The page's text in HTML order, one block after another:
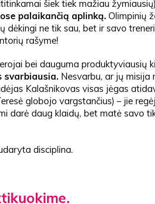
šiek tiek mažiau
palaikančią aplinką.Olimpinių
dėkingi ne tik sau, bet ir savo
rašyme!
bei dauguma produktyviausių
svarbiausia.Nesvarbu, ar jų misija
Kalašnikovas visas jėgas
globojo vargstančius) – jie
darė daug klaidų, bet matė savo
disciplina.